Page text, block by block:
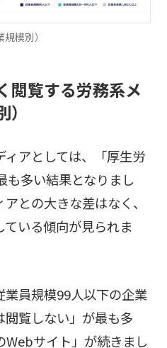
模別）
閲覧する労務系メ
アとしては、「厚生労
も多い結果となりまし
との大きな差はなく、
いる傾向が見られま
員規模99人以下の企業
覧しない」が最も多
Webサイト」が続きまし